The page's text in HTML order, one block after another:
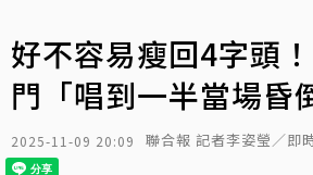
好不容易瘦回4字頭
門「唱到一半當場昏
2025-11-09 20:09 聯合報 記者李姿瑩／即